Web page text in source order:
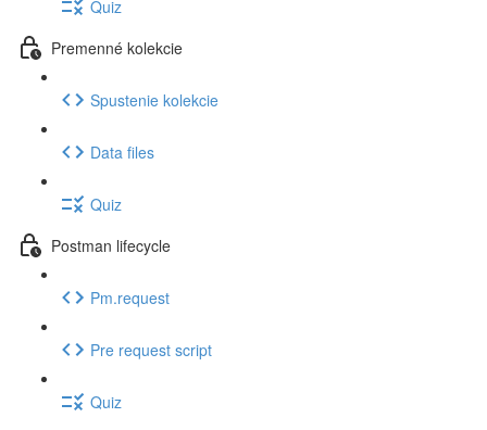
Quiz
Premenné kolekcie
Spustenie kolekcie
Data files
Quiz
Postman lifecycle
Pm.request
Pre request script
Quiz